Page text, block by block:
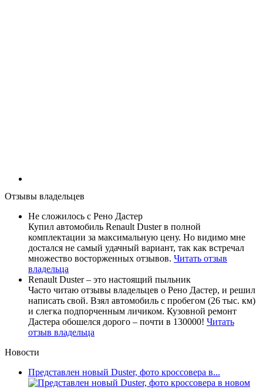
Отзывы владельцев
Не сложилось с Рено Дастер
Купил автомобиль Renault Duster в полной
комплектации за максимальную цену. Но видимо мне
достался не самый удачный вариант, так как встречал
множество восторженных отзывов. Читать отзыв
владельца
Renault Duster – это настоящий пыльник
Часто читаю отзывы владельцев о Рено Дастер, и решил
написать свой. Взял автомобиль с пробегом (26 тыс. км)
и слегка подпорченным личиком. Кузовной ремонт
Дастера обошелся дорого – почти в 130000! Читать
отзыв владельца
Новости
Представлен новый Duster, фото кроссовера в...